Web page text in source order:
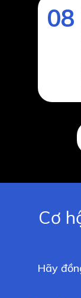
08
Cơ
Hãy